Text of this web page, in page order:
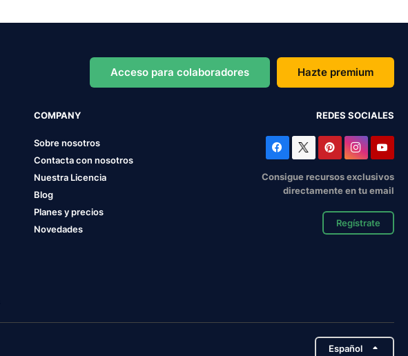
Acceso para colaboradores Hazte premium
COMPANY
Sobre nosotros
Contacta con nosotros
Nuestra Licencia
Blog
Planes y precios
Novedades
REDES SOCIALES
Consigue recursos exclusivos
directamente en tu email
Regístrate
Español